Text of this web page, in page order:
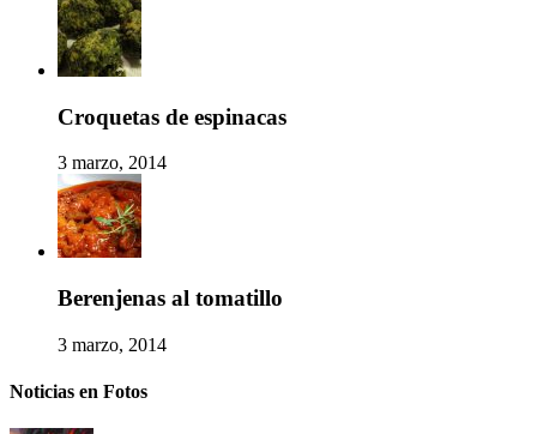
Croquetas de espinacas
3 marzo, 2014
Berenjenas al tomatillo
3 marzo, 2014
Noticias en Fotos